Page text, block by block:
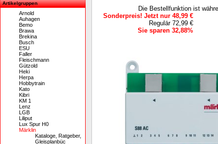
Artikelgruppen
Arnold
Auhagen
Bemo
Brawa
Brekina
Busch
ESU
Faller
Fleischmann
Gützold
Heki
Herpa
Hobbytrain
Kato
Kibri
KM 1
Lenz
LGB
Liliput
Lux Spur H0
Märklin
Kataloge, Ratgeber,
Gleisplanbüc
Die Bestellfunktion ist
Sonderpreis! Jetzt nur 48,99 €
Regulär 72,99 €
Sie sparen 32,88%